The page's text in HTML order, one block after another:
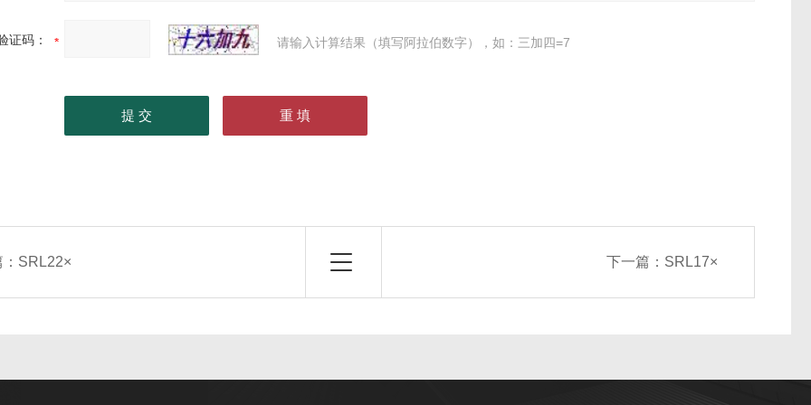
证码： 请输入计算结果（填写阿拉伯数字），如：三加四=7
SRL22× 下一篇： SRL17×